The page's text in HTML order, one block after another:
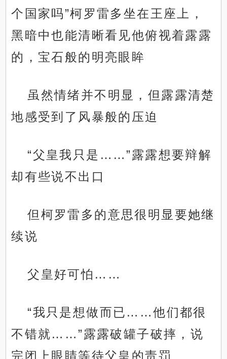
个国家吗”柯罗雷多坐在王座上，
黑暗中也能清晰看见他俯视着露露
的，宝石般的明亮眼眸
虽然情绪并不明显，但露露清楚
地感受到了风暴般的压迫
“父皇我只是……”露露想要辩解
却有些说不出口
但柯罗雷多的意思很明显要她继
续说
父皇好可怕……
“我只是想做而已……他们都很
不错就……”露露破罐子破摔，说
完闭上眼睛等待父皇的责罚